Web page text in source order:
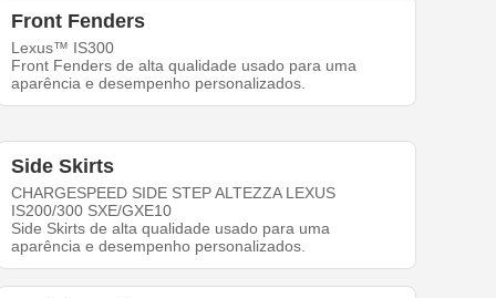
Front Fenders
Lexus™ IS300
Front Fenders de alta qualidade usado para uma
aparência e desempenho personalizados.
Side Skirts
CHARGESPEED SIDE STEP ALTEZZA LEXUS
IS200/300 SXE/GXE10
Side Skirts de alta qualidade usado para uma
aparência e desempenho personalizados.